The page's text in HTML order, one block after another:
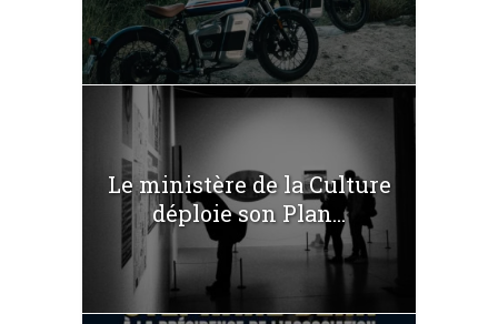
Le ministère de la Culture
déploie son Plan...